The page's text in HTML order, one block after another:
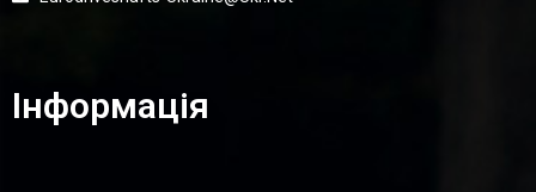
Інформація